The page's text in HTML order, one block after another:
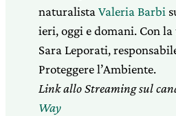
naturalistaValeria Barbi
ieri, oggi e domani. Con
Sara Leporati,
Proteggere l’Ambiente.
Link allo Streaming sul
Way